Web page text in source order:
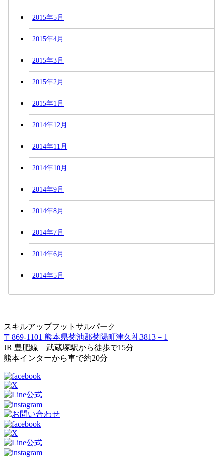
2015年5月
2015年4月
2015年3月
2015年2月
2015年1月
2014年12月
2014年11月
2014年10月
2014年9月
2014年8月
2014年7月
2014年6月
2014年5月
スキルアップフットサルパーク
〒869-1101 熊本県菊池郡菊陽町津久礼3813－1
JR 豊肥線 武蔵塚駅から徒歩で15分
熊本インターから車で約20分